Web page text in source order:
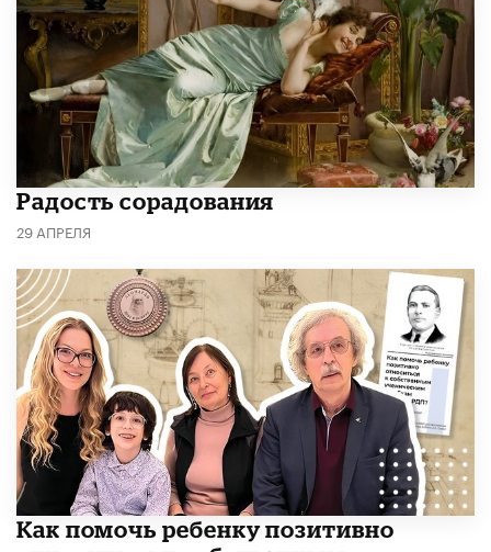
Радость сорадования
29 АПРЕЛЯ
Как помочь ребенку позитивно